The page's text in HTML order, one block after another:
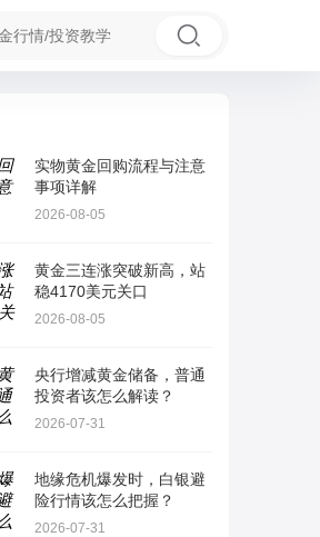
实物黄金回购流程与注意
事项详解
2026-08-05
黄金三连涨突破新高，站
稳4170美元关口
2026-08-05
央行增减黄金储备，普通
投资者该怎么解读？
2026-07-31
地缘危机爆发时，白银避
险行情该怎么把握？
2026-07-31